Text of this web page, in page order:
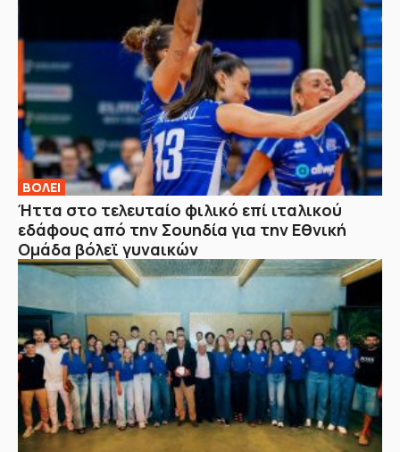
ΒOΛΕΙ
Ήττα στο τελευταίο φιλικό επί ιταλικού
εδάφους από την Σουηδία για την Εθνική
Ομάδα βόλεϊ γυναικών